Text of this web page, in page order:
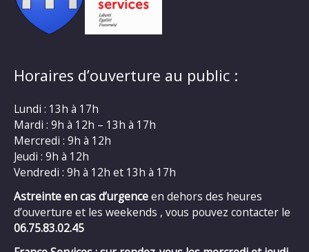
Horaires d’ouverture au public :
Lundi : 13h à 17h
Mardi : 9h à 12h – 13h à 17h
Mercredi : 9h à 12h
Jeudi : 9h à 12h
Vendredi : 9h à 12h et 13h à 17h
Astreinte en cas d’urgenceen dehors des heures
d’ouverture et les weekends , vous pouvez contacter le
06.75.83.02.45